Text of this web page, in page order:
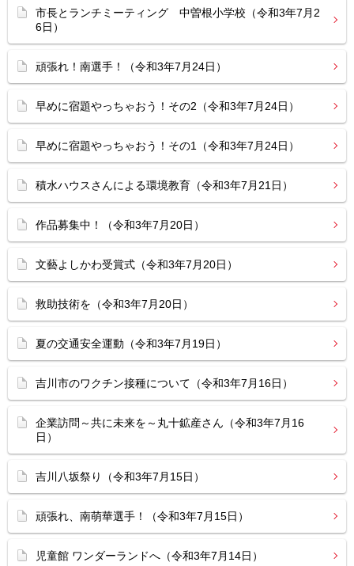
市長とランチミーティング 中曽根小学校（令和3年7月2
6日）
頑張れ！南選手！（令和3年7月24日）
早めに宿題やっちゃおう！その2（令和3年7月24日）
早めに宿題やっちゃおう！その1（令和3年7月24日）
積水ハウスさんによる環境教育（令和3年7月21日）
作品募集中！（令和3年7月20日）
文藝よしかわ受賞式（令和3年7月20日）
救助技術を（令和3年7月20日）
夏の交通安全運動（令和3年7月19日）
吉川市のワクチン接種について（令和3年7月16日）
企業訪問～共に未来を～丸十鉱産さん（令和3年7月16
日）
吉川八坂祭り（令和3年7月15日）
頑張れ、南萌華選手！（令和3年7月15日）
児童館 ワンダーランドへ（令和3年7月14日）